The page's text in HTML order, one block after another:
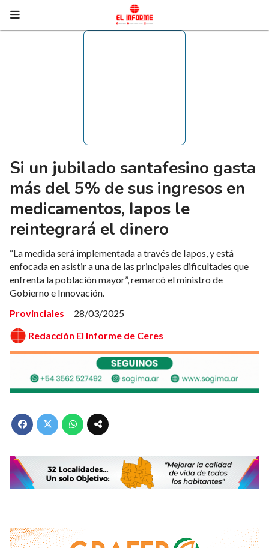
Si un jubilado santafesino gasta
más del 5% de sus ingresos en
medicamentos, Iapos le
reintegrará el dinero
“La medida será implementada a través de Iapos, y está
enfocada en asistir a una de las principales dificultades que
enfrenta la población mayor”, remarcó el ministro de
Gobierno e Innovación.
Provinciales
28/03/2025
Redacción El Informe de Ceres